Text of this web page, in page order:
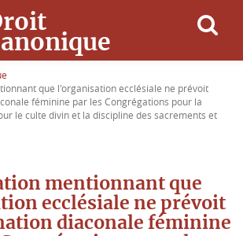
que l'organisation ecclésiale ne prévoit
féminine par les Congrégations pour la
le culte divin et la discipline des sacrements et
mentionnant que
ecclésiale ne prévoit
diaconale féminine